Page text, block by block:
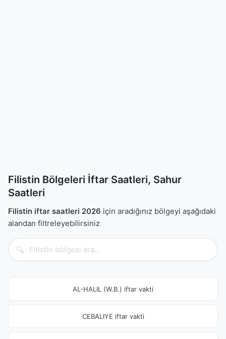
Filistin Bölgeleri İftar Saatleri, Sahur
Saatleri
Filistin iftar saatleri 2026 için aradığınız bölgeyi aşağıdaki
alandan filtreleyebilirsiniz
🔍
AL-HALIL (W.B.) iftar vakti
CEBALIYE iftar vakti